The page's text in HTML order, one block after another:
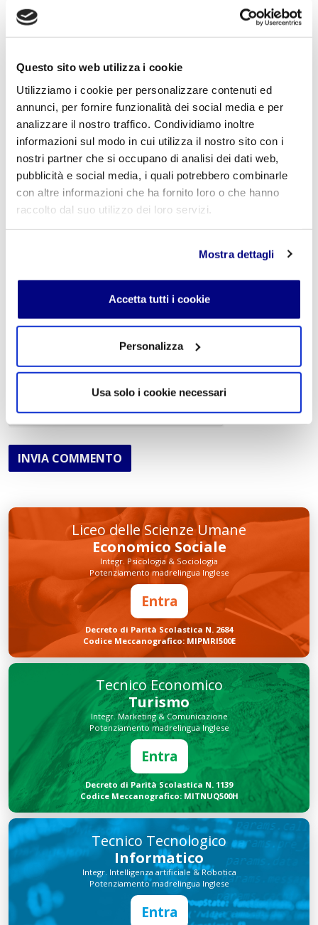
Questo sito web utilizza i cookie
Utilizziamo i cookie per personalizzare contenuti ed
annunci, per fornire funzionalità dei social media e per
analizzare il nostro traffico. Condividiamo inoltre
informazioni sul modo in cui utilizza il nostro sito con i
nostri partner che si occupano di analisi dei dati web,
pubblicità e social media, i quali potrebbero combinarle
con altre informazioni che ha fornito loro o che hanno
raccolto dal suo utilizzo dei loro servizi.
Mostra dettagli
Accetta tutti i cookie
Personalizza
Usa solo i cookie necessari
Lascia un commento
obbligatori sono contrassegnati con
E-mail*
INVIA COMMENTO
Liceo delle Scienze Umane
Economico Sociale
Integr. Psicologia & Sociologia
Potenziamento madrelingua Inglese
Entra
Decreto di Parità Scolastica N. 2684
Codice Meccanografico: MIPMRI500E
Tecnico Economico
Turismo
Integr. Marketing & Comunicazione
Potenziamento madrelingua Inglese
Entra
Decreto di Parità Scolastica N. 1139
Codice Meccanografico: MITNUQ500H
Tecnico Tecnologico
Informatico
Integr. Intelligenza artificiale & Robotica
Potenziamento madrelingua Inglese
Entra